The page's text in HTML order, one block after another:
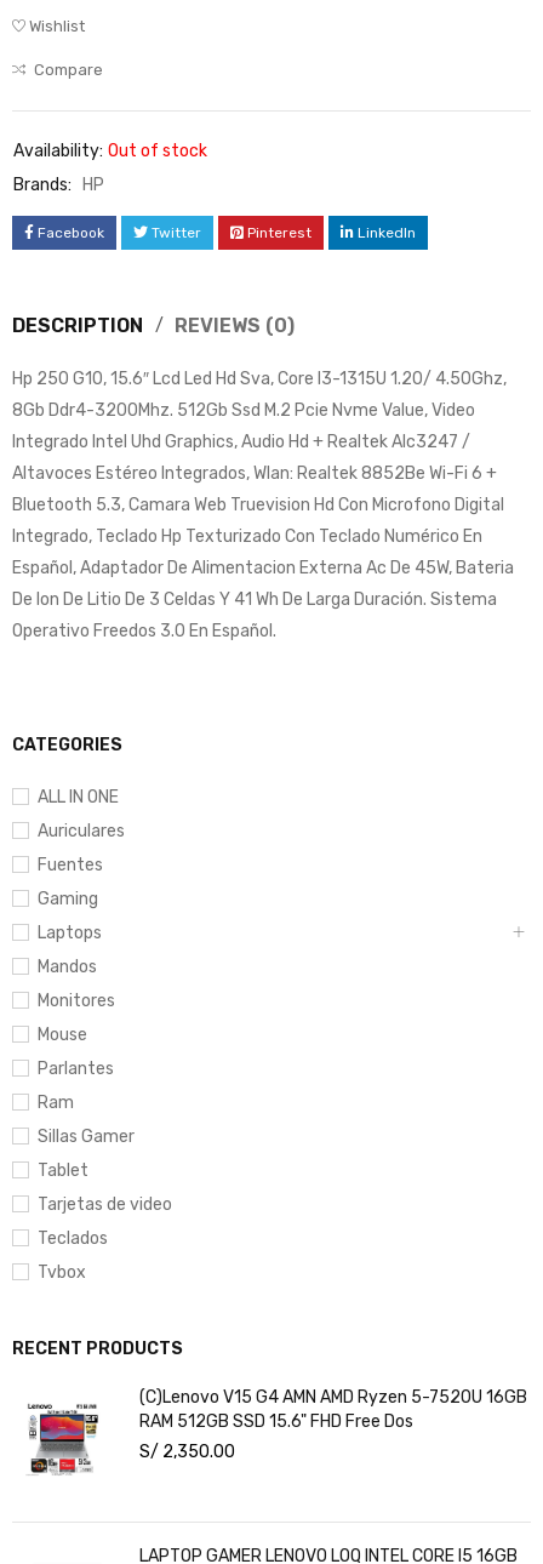
CATEGORIES
ALL IN ONE
Auriculares
Fuentes
Gaming
Laptops
Mandos
Monitores
Mouse
Parlantes
Ram
Sillas Gamer
Tablet
Tarjetas de video
Teclados
Tvbox
RECENT PRODUCTS
(C)Lenovo V15 G4 AMN AMD Ryzen 5-7520U 16GB
RAM 512GB SSD 15.6" FHD Free Dos
S/ 2,350.00
LAPTOP GAMER LENOVO LOQ INTEL CORE I5 16GB
Wishlist
Compare
Availability: Out of stock
Brands:
HP
Facebook Twitter Pinterest LinkedIn
DESCRIPTION REVIEWS (0)
Hp 250 G10, 15.6″ Lcd Led Hd Sva, Core I3-1315U 1.20/ 4.50Ghz,
8Gb Ddr4-3200Mhz. 512Gb Ssd M.2 Pcie Nvme Value, Video
Integrado Intel Uhd Graphics, Audio Hd + Realtek Alc3247 /
Altavoces Estéreo Integrados, Wlan: Realtek 8852Be Wi-Fi 6 +
Bluetooth 5.3, Camara Web Truevision Hd Con Microfono Digital
Integrado, Teclado Hp Texturizado Con Teclado Numérico En
Español, Adaptador De Alimentacion Externa Ac De 45W, Bateria
De Ion De Litio De 3 Celdas Y 41 Wh De Larga Duración. Sistema
Operativo Freedos 3.0 En Español.